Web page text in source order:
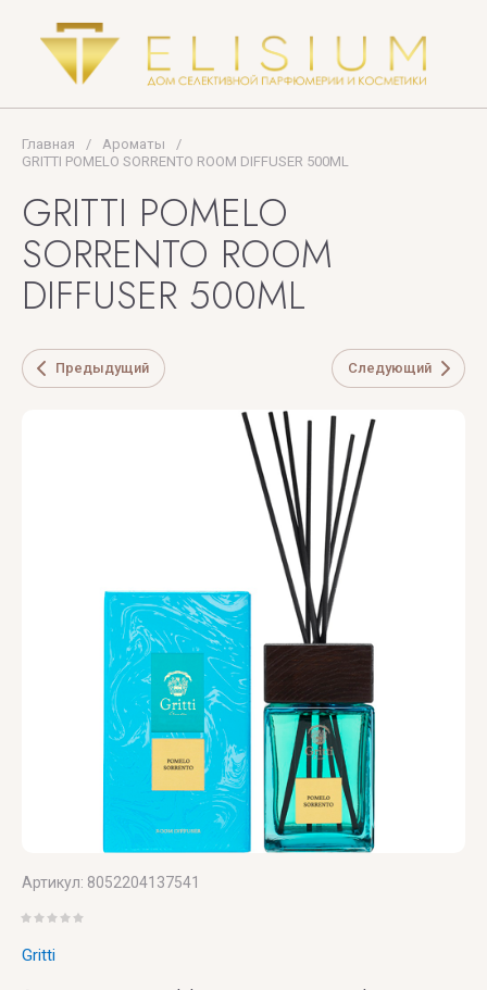
Главная / Ароматы
/
GRITTI POMELO SORRENTO ROOM DIFFUSER 500ML
GRITTI POMELO
SORRENTO ROOM
DIFFUSER 500ML
Предыдущий Следующий
Артикул: 8052204137541
Gritti
MILANO
Kosmala
TIFFANY
U V
VERONIQUE
GABAI
Versace
Vertus
Victoria's
Secret
VIKTOR
& ROLF
Xerjoff
Y
Yves
Saint
Laurent
Z
ZILLI